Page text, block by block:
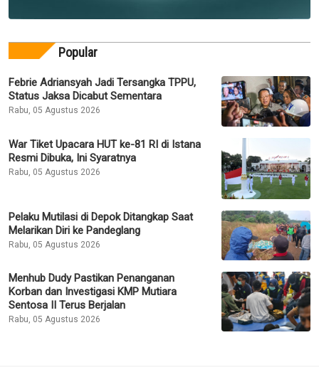
Popular
Febrie Adriansyah Jadi Tersangka TPPU,
Status Jaksa Dicabut Sementara
Rabu, 05 Agustus 2026
War Tiket Upacara HUT ke-81 RI di Istana
Resmi Dibuka, Ini Syaratnya
Rabu, 05 Agustus 2026
Pelaku Mutilasi di Depok Ditangkap Saat
Melarikan Diri ke Pandeglang
Rabu, 05 Agustus 2026
Menhub Dudy Pastikan Penanganan
Korban dan Investigasi KMP Mutiara
Sentosa II Terus Berjalan
Rabu, 05 Agustus 2026